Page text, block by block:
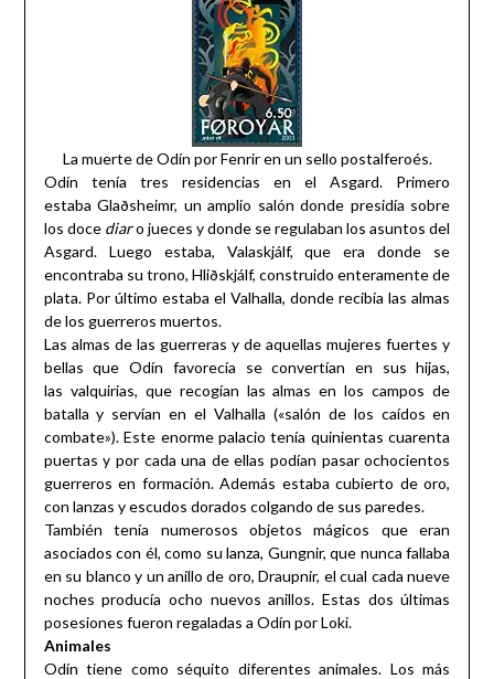
La muerte de Odín por Fenrir en un sello postalferoés.
Odín tenía tres residencias en el Asgard. Primero
estaba Glaðsheimr, un amplio salón donde presidía sobre
los doce diaro jueces y donde se regulaban los asuntos del
Asgard. Luego estaba, Valaskjálf, que era donde se
encontraba su trono, Hliðskjálf, construido enteramente de
plata. Por último estaba el Valhalla, donde recibía las almas
de los guerreros muertos.
Las almas de las guerreras y de aquellas mujeres fuertes y
bellas que Odín favorecía se convertían en sus hijas,
las valquirias, que recogían las almas en los campos de
batalla y servían en el Valhalla («salón de los caídos en
combate»). Este enorme palacio tenía quinientas cuarenta
puertas y por cada una de ellas podían pasar ochocientos
guerreros en formación. Además estaba cubierto de oro,
con lanzas y escudos dorados colgando de sus paredes.
También tenía numerosos objetos mágicos que eran
asociados con él, como su lanza, Gungnir, que nunca fallaba
en su blanco y un anillo de oro, Draupnir, el cual cada nueve
noches producía ocho nuevos anillos. Estas dos últimas
posesiones fueron regaladas a Odín por Loki.
Animales
Odín tiene como séquito diferentes animales. Los más